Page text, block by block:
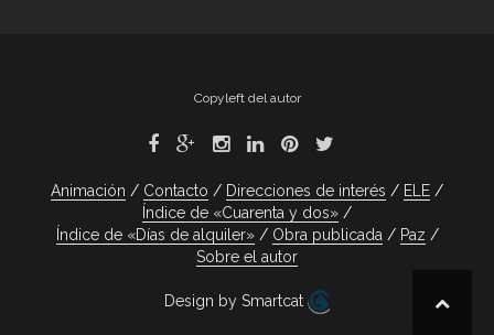
Copyleft del autor
Animación Contacto Direcciones de interés
ELE
Índice de «Cuarenta y dos»
Índice de «Días de alquiler»
Obra publicada
Paz
Sobre el autor
Design by Smartcat